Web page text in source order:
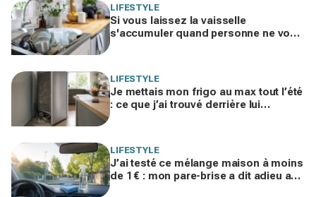
LIFESTYLE
Si vous laissez la vaisselle
s'accumuler quand personne ne vous
LIFESTYLE
Je mettais mon frigo au max tout l’été
: ce que j’ai trouvé derrière lui
LIFESTYLE
J’ai testé ce mélange maison à moins
de 1 € : mon pare-brise a dit adieu aux